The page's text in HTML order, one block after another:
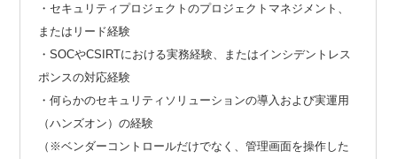
・セキュリティプロジェクトのプロジェクトマネジメント、
またはリード経験
・SOCやCSIRTにおける実務経験、またはインシデントレス
ポンスの対応経験
・何らかのセキュリティソリューションの導入および実運用
（ハンズオン）の経験
（※ベンダーコントロールだけでなく、管理画面を操作した